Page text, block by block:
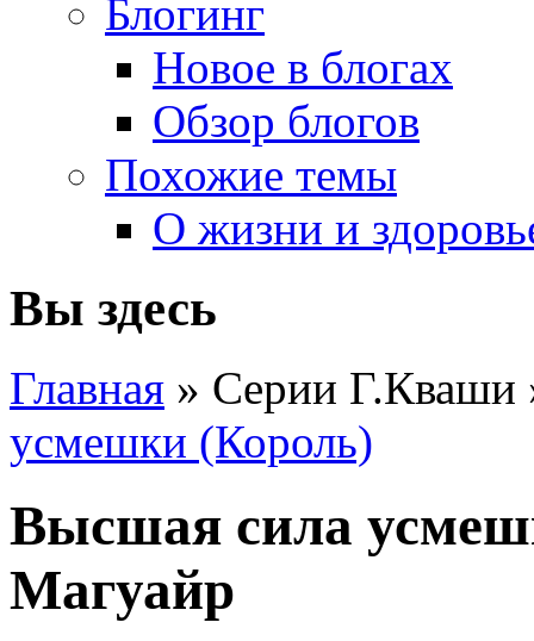
Блогинг
Новое в блогах
Обзор блогов
Похожие темы
О жизни и
Вы здесь
Главная » Серии
усмешки (Король)
Высшая сила
Магуайр